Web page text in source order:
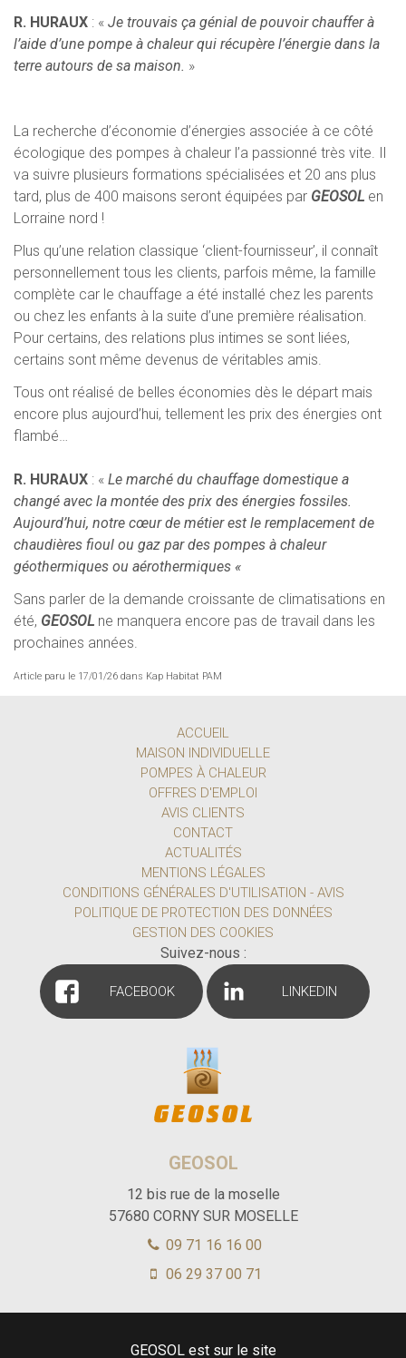
R. HURAUX : « Je trouvais ça génial de pouvoir chauffer à
l’aide d’une pompe à chaleur qui récupère l’énergie dans la
terre autours de sa maison. »
La recherche d’économie d’énergies associée à ce côté
écologique des pompes à chaleur l’a passionné très vite. Il
va suivre plusieurs formations spécialisées et 20 ans plus
tard, plus de 400 maisons seront équipées par GEOSOL en
Lorraine nord !
Plus qu’une relation classique ‘client-fournisseur’, il connaît
personnellement tous les clients, parfois même, la famille
complète car le chauffage a été installé chez les parents
ou chez les enfants à la suite d’une première réalisation.
Pour certains, des relations plus intimes se sont liées,
certains sont même devenus de véritables amis.
Tous ont réalisé de belles économies dès le départ mais
encore plus aujourd’hui, tellement les prix des énergies ont
flambé…
R. HURAUX : « Le marché du chauffage domestique a
changé avec la montée des prix des énergies fossiles.
Aujourd’hui, notre cœur de métier est le remplacement de
chaudières fioul ou gaz par des pompes à chaleur
géothermiques ou aérothermiques «
Sans parler de la demande croissante de climatisations en
été, GEOSOL ne manquera encore pas de travail dans les
prochaines années.
Article paru le 17/01/26 dans Kap Habitat PAM
ACCUEIL
MAISON INDIVIDUELLE
POMPES À CHALEUR
OFFRES D'EMPLOI
AVIS CLIENTS
CONTACT
ACTUALITÉS
MENTIONS LÉGALES
CONDITIONS GÉNÉRALES D'UTILISATION - AVIS
POLITIQUE DE PROTECTION DES DONNÉES
GESTION DES COOKIES
Suivez-nous :
FACEBOOK LINKEDIN
GEOSOL
12 bis rue de la moselle
57680 CORNY SUR MOSELLE
09 71 16 16 00
06 29 37 00 71
GEOSOL est sur le site